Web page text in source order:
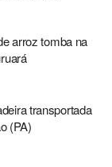
arroz tomba na
transportada
(PA)